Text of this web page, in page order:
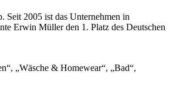
Seit 2005 ist das Unternehmen in
Erwin Müller den 1. Platz des Deutschen
„Wäsche & Homewear“, „Bad“,